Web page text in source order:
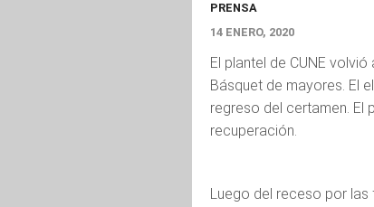
PRENSA
14 ENERO, 2020
El plantel de CUNE
Básquet de mayores. El
regreso del certamen. El
recuperación.
Luego del receso por